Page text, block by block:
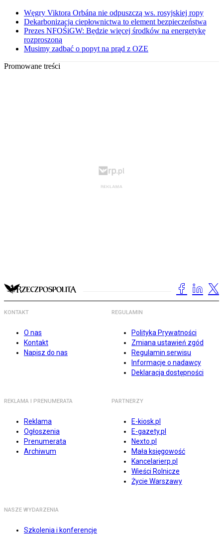
Węgry Viktora Orbána nie odpuszczą ws. rosyjskiej ropy
Dekarbonizacja ciepłownictwa to element bezpieczeństwa
Prezes NFOŚiGW: Będzie więcej środków na energetykę
rozproszoną
Musimy zadbać o popyt na prąd z OZE
Promowane treści
KONTAKT
O nas
Kontakt
Napisz do nas
REGULAMIN
Polityka Prywatności
Zmiana ustawień zgód
Regulamin serwisu
Informacje o nadawcy
Deklaracja dostępności
REKLAMA I PRENUMERATA
Reklama
Ogłoszenia
Prenumerata
Archiwum
PARTNERZY
E-kiosk.pl
E-gazety.pl
Nexto.pl
Mała księgowość
Kancelarierp.pl
Wieści Rolnicze
Życie Warszawy
NASZE WYDARZENIA
Szkolenia i konferencje